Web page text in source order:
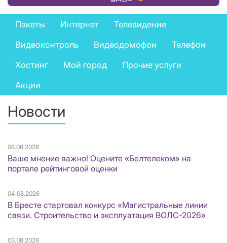
Private
services
menu
Пакеты Интернет
Телевидение
Видеоконтроль
Видеодомофон
Телефон
Хостинг
Мой город
Прочие услуги
Акции
Новости
06.08.2026
Ваше мнение важно! Оцените «Белтелеком» на
портале рейтинговой оценки
04.08.2026
В Бресте стартовал конкурс «Магистральные линии
связи. Строительство и эксплуатация ВОЛС-2026»
03.08.2026